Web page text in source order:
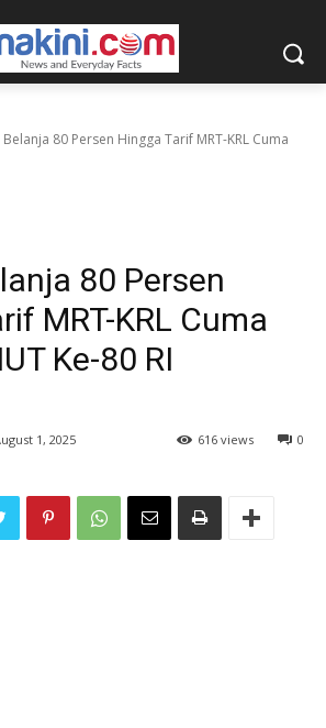
80 Persen Hingga Tarif MRT-KRL Cuma
80 Persen
MRT-KRL Cuma
Ke-80 RI
1, 2025 0
616 views